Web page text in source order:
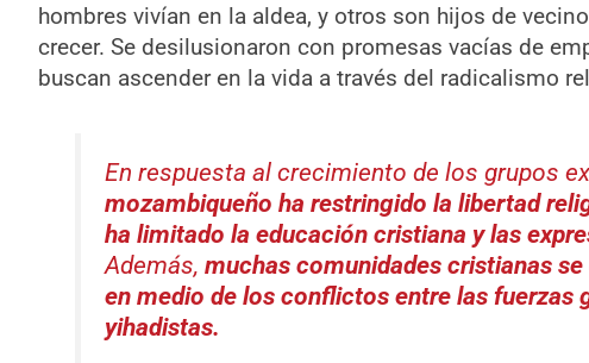
hombres vivían en la aldea, y otros son hijos de
crecer. Se desilusionaron con promesas vacías de
buscan ascender en la vida a través del radicalismo
En respuesta al crecimiento de los grupos
mozambiqueño ha restringido la libertad
ha limitado la educación cristiana y las
Además, muchas comunidades cristianas
en medio de los conflictos entre las fuerzas
yihadistas.